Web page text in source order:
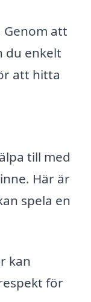
Genom att
du enkelt
att hitta
till med
Här är
spela en
kan
för